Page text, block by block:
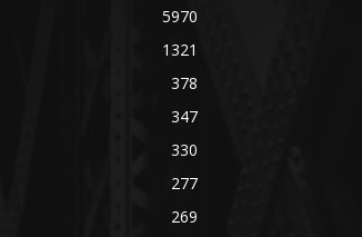
5970
1321
378
347
330
277
269